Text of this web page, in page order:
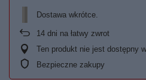
Dostawa wkrótce
14 dni na łatwy zwrot
Ten produkt nie jest dostępny
Bezpieczne zakupy